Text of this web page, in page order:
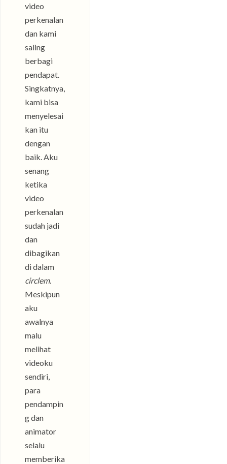
video
perkenalan
dan kami
saling
berbagi
pendapat.
Singkatnya,
kami bisa
menyelesai
kan itu
dengan
baik. Aku
senang
ketika
video
perkenalan
sudah jadi
dan
dibagikan
di dalam
circlem.
Meskipun
aku
awalnya
malu
melihat
videoku
sendiri,
para
pendampin
g dan
animator
selalu
memberika